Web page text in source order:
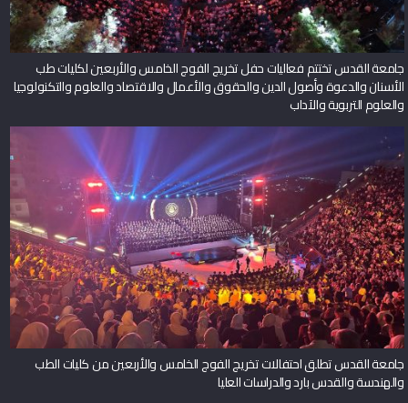
جامعة القدس تختتم فعاليات حفل تخريج الفوج الخامس والأربعين لكليات طب
الأسنان والدعوة وأصول الدين والحقوق والأعمال والاقتصاد والعلوم والتكنولوجيا
والعلوم التربوية والآداب
جامعة القدس تطلق احتفالات تخريج الفوج الخامس والأربعين من كليات الطب
والهندسة والقدس بارد والدراسات العليا